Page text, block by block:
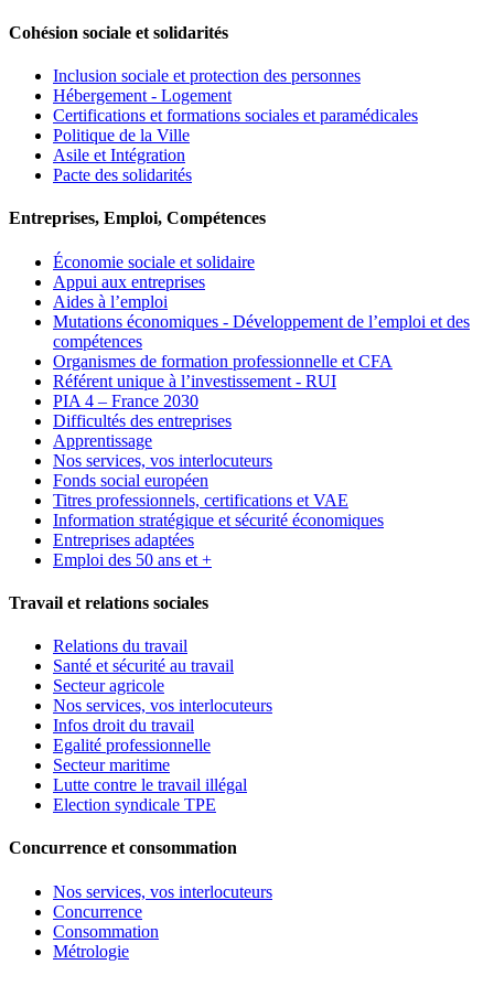
Cohésion sociale et solidarités
Inclusion sociale et protection des personnes
Hébergement - Logement
Certifications et formations sociales et paramédicales
Politique de la Ville
Asile et Intégration
Pacte des solidarités
Entreprises, Emploi, Compétences
Économie sociale et solidaire
Appui aux entreprises
Aides à l’emploi
Mutations économiques - Développement de l’emploi et des
compétences
Organismes de formation professionnelle et CFA
Référent unique à l’investissement - RUI
PIA 4 – France 2030
Difficultés des entreprises
Apprentissage
Nos services, vos interlocuteurs
Fonds social européen
Titres professionnels, certifications et VAE
Information stratégique et sécurité économiques
Entreprises adaptées
Emploi des 50 ans et +
Travail et relations sociales
Relations du travail
Santé et sécurité au travail
Secteur agricole
Nos services, vos interlocuteurs
Infos droit du travail
Egalité professionnelle
Secteur maritime
Lutte contre le travail illégal
Election syndicale TPE
Concurrence et consommation
Nos services, vos interlocuteurs
Concurrence
Consommation
Métrologie